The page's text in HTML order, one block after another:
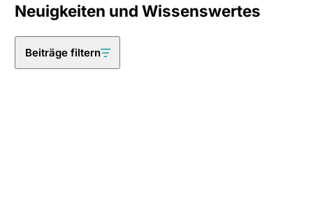
Neuigkeiten und Wissenswertes
Beiträge filtern